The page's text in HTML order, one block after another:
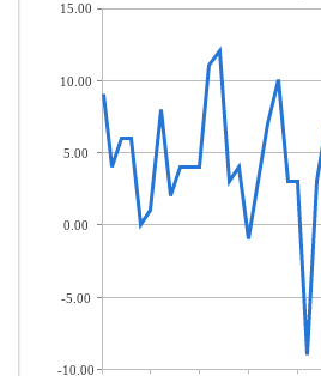
15.00
10.00
5.00
0.00
-5.00
-10.00